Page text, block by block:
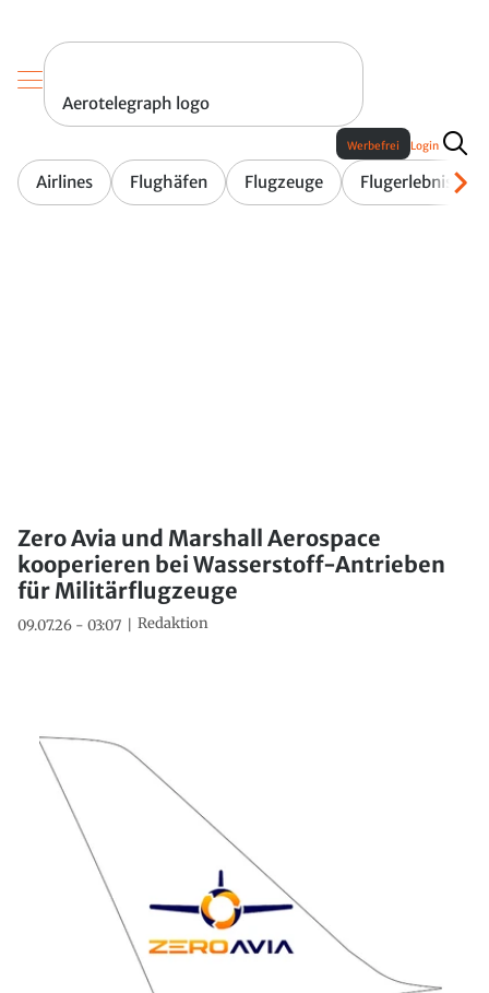
Aerotelegraph logo
Airlines Flughäfen Flugzeuge Flugerlebnis
Werbefrei Login
Zero Avia und Marshall Aerospace
kooperieren bei Wasserstoff-Antrieben
für Militärflugzeuge
09.07.26 - 03:07 Redaktion